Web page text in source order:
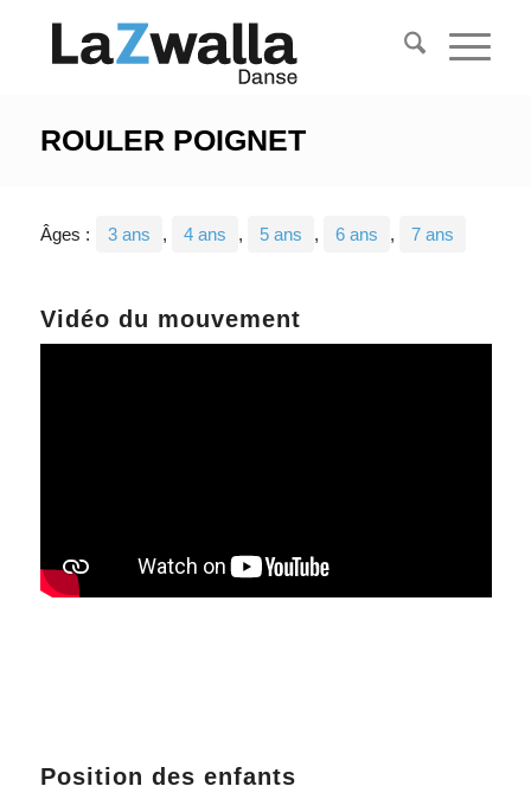
ROULER POIGNET
Âges : 3 ans , 4 ans , 5 ans , 6 ans , 7 ans
Vidéo du mouvement
Position des enfants